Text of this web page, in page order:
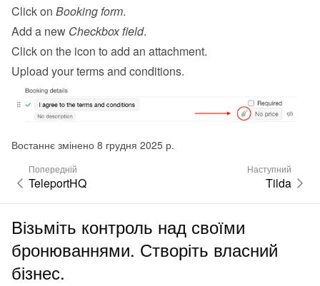
Click on Booking form.
Add a new Checkbox field.
Click on the icon to add an attachment.
Upload your terms and conditions.
Востаннє змінено 8 грудня 2025 р.
Попередній
TeleportHQ
Наступний
Tilda
Візьміть контроль над своїми
бронюваннями. Створіть власний
бізнес.